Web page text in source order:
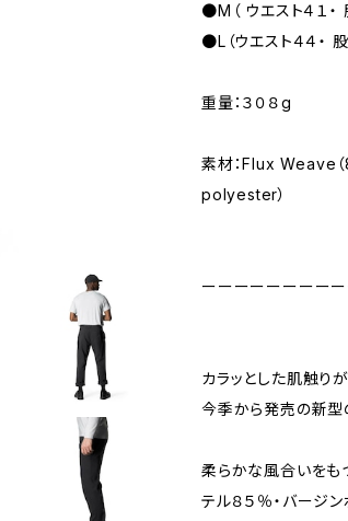
●M（ ウエスト４１・
●L（ウエスト４４・
重量：３０８g
素材：Flux Weave
polyester）
ーーーーーーーー
カラッとした肌触り
今季から発売の新型
柔らかな風合いをも
テル８５％・バージ